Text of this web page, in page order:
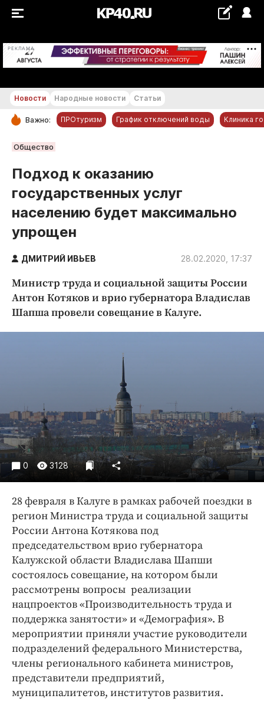
РЕКЛАМА +20...+21 °С
РУБРИКИ
Новости компаний
Статьи
Народные новости
Авто и транспорт
Благоустройство
Культура
Недвижимость и ЖКХ
Спорт
Экономика и бизнес
ПРОЕКТЫ
Издания
Медиаперсона
Интересное чтиво
Клиника года
Бренд года
Работодатель года
Новости Народные новости Статьи
Важно: ПРОтуризм График отключений воды Клиника
Общество
Подход к оказанию
государственных услуг
населению будет максимально
упрощен
ДМИТРИЙ ИВЬЕВ 28.02.2020, 17:37
Министр труда и социальной защиты России
Антон Котяков и врио губернатора Владислав
Шапша провели совещание в Калуге.
0 3128
28 февраля в Калуге в рамках рабочей поездки в
регион Министра труда и социальной защиты
России Антона Котякова под
председательством врио губернатора
Калужской области Владислава Шапши
состоялось совещание, на котором были
рассмотрены вопросы реализации
нацпроектов «Производительность труда и
поддержка занятости» и «Демография». В
мероприятии приняли участие руководители
подразделений федерального Министерства,
члены регионального кабинета министров,
представители предприятий,
муниципалитетов, институтов развития.